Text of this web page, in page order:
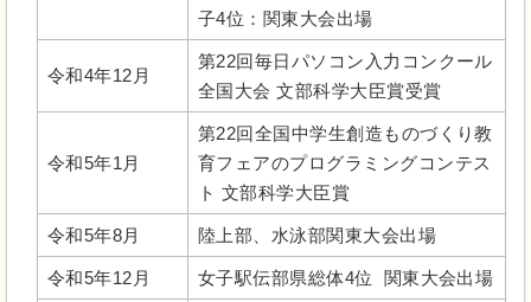
子4位：関東大会出場
令和4年12月
第22回毎日パソコン入力コンクール
全国大会 文部科学大臣賞受賞
令和5年1月
第22回全国中学生創造ものづくり教
育フェアのプログラミングコンテス
ト 文部科学大臣賞
令和5年8月 陸上部、水泳部関東大会出場
令和5年12月 女子駅伝部県総体4位 関東大会出場